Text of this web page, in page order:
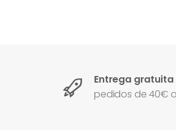
Entrega gratuita
pedidos de 40€